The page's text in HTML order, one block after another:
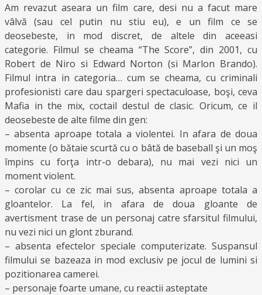
Am revazut aseara un film care, desi nu a facut mare
vâlvă (sau cel putin nu stiu eu), e un film ce se
deosebeste, in mod discret, de altele din aceeasi
categorie. Filmul se cheama “The Score”, din 2001, cu
Robert de Niro si Edward Norton (si Marlon Brando).
Filmul intra in categoria… cum se cheama, cu criminali
profesionisti care dau spargeri spectaculoase, boşi, ceva
Mafia in the mix, coctail destul de clasic. Oricum, ce il
deosebeste de alte filme din gen:
– absenta aproape totala a violentei. In afara de doua
momente (o bătaie scurtă cu o bâtă de baseball şi un moş
împins cu forţa intr-o debara), nu mai vezi nici un
moment violent.
– corolar cu ce zic mai sus, absenta aproape totala a
gloantelor. La fel, in afara de doua gloante de
avertisment trase de un personaj catre sfarsitul filmului,
nu vezi nici un glont zburand.
– absenta efectelor speciale computerizate. Suspansul
filmului se bazeaza in mod exclusiv pe jocul de lumini si
pozitionarea camerei.
– personaje foarte umane, cu reactii asteptate